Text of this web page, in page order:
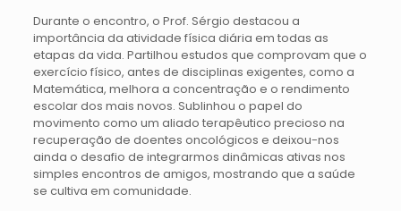
Durante o encontro, o Prof. Sérgio destacou a
importância da atividade física diária em todas as
etapas da vida. Partilhou estudos que comprovam que o
exercício físico, antes de disciplinas exigentes, como a
Matemática, melhora a concentração e o rendimento
escolar dos mais novos. Sublinhou o papel do
movimento como um aliado terapêutico precioso na
recuperação de doentes oncológicos e deixou-nos
ainda o desafio de integrarmos dinâmicas ativas nos
simples encontros de amigos, mostrando que a saúde
se cultiva em comunidade.